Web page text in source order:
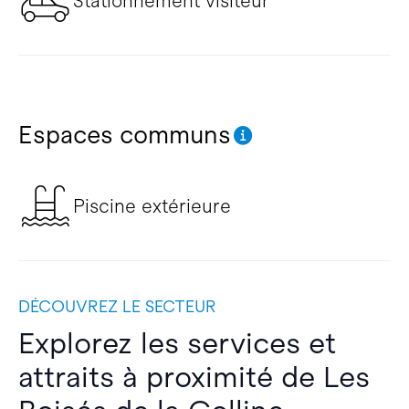
Espaces communs
Piscine extérieure
DÉCOUVREZ LE SECTEUR
Explorez les services et
attraits à proximité de Les